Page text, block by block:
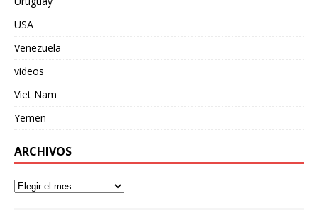
USA
Venezuela
videos
Viet Nam
Yemen
ARCHIVOS